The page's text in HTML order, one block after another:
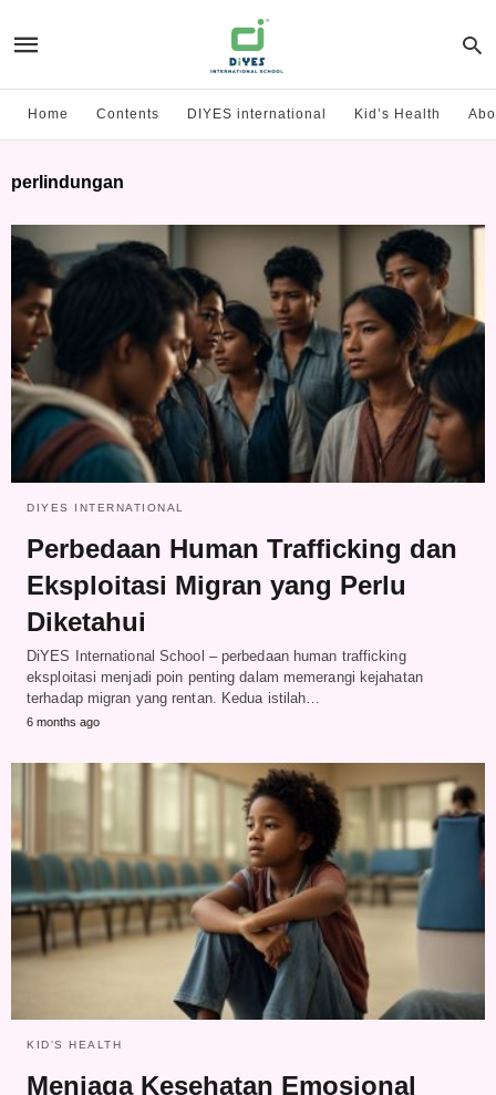
Home Contents DIYES international Kid’s Health
perlindungan
DIYES INTERNATIONAL
Perbedaan Human Trafficking dan
Eksploitasi Migran yang Perlu
Diketahui
DiYES International School – perbedaan human trafficking
eksploitasi menjadi poin penting dalam memerangi kejahatan
terhadap migran yang rentan. Kedua istilah…
6 months ago
KID'S HEALTH
Menjaga Kesehatan Emosional